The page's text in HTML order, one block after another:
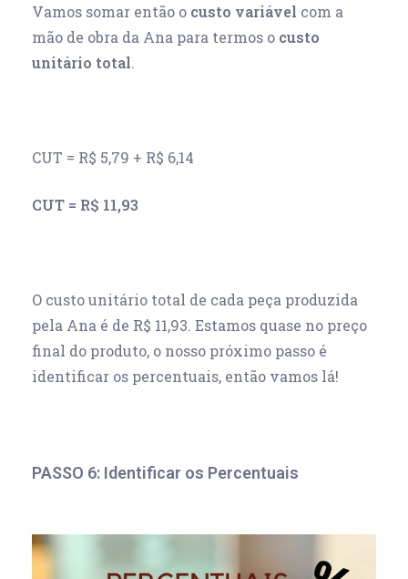
Vamos somar então o custo variável com a
mão de obra da Ana para termos o custo
unitário total.
CUT = R$ 5,79 + R$ 6,14
CUT = R$ 11,93
O custo unitário total de cada peça produzida
pela Ana é de R$ 11,93. Estamos quase no preço
final do produto, o nosso próximo passo é
identificar os percentuais, então vamos lá!
PASSO 6: Identificar os Percentuais